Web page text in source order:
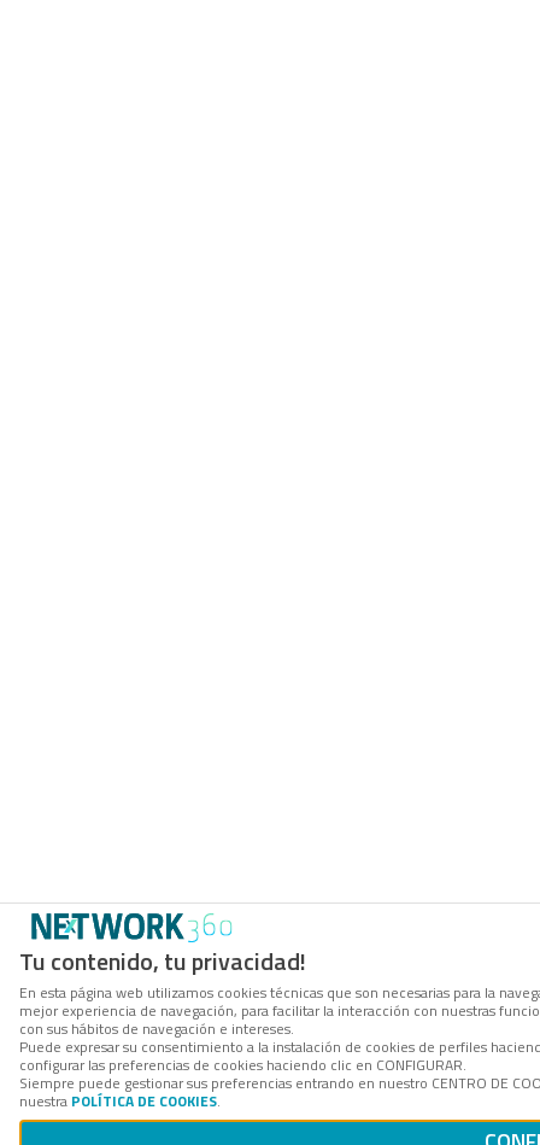
Tu contenido, tu privacidad!
En esta página web utilizamos cookies técnicas que son necesarias para la
mejor experiencia de navegación, para facilitar la interacción con nuestras
con sus hábitos de navegación e intereses.
Puede expresar su consentimiento a la instalación de cookies de perfiles
configurar las preferencias de cookies haciendo clic en CONFIGURAR.
Siempre puede gestionar sus preferencias entrando en nuestro CENTRO DE
nuestra POLÍTICA DE COOKIES.